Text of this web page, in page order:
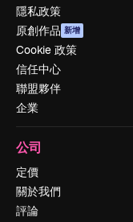
隱私政策
原創作品 新增
Cookie 政策
信任中心
聯盟夥伴
企業
公司
定價
關於我們
評論